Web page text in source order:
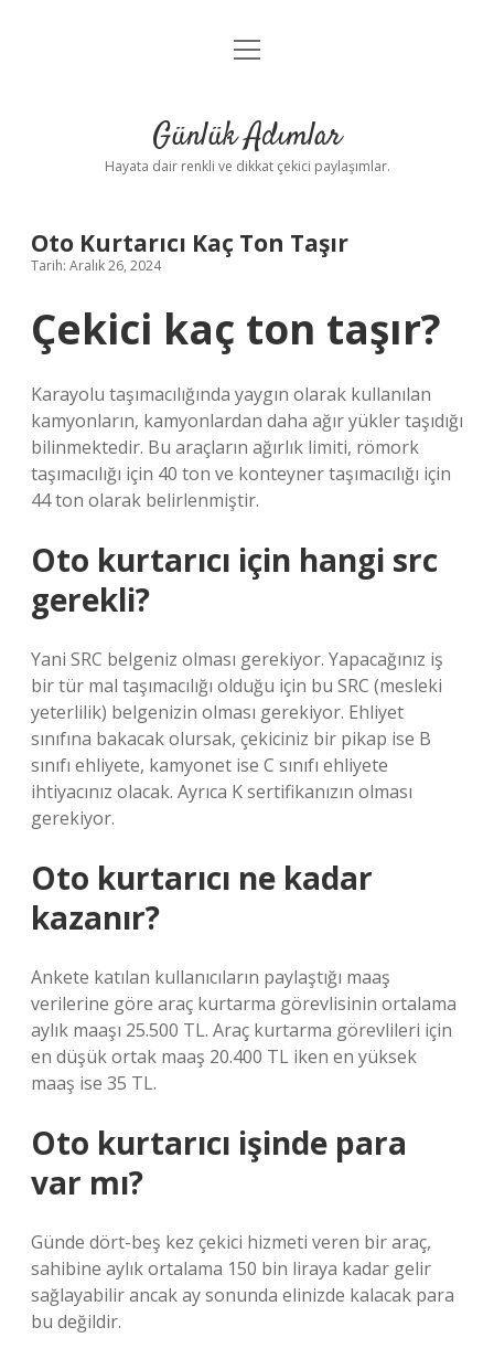
Anasayfa
Yasal Uyarı
menüyü
Günlük Adımlar
Hayata dair renkli ve dikkat çekici paylaşımlar.
Oto Kurtarıcı Kaç Ton Taşır
Tarih: Aralık 26, 2024
Çekici kaç ton taşır?
Karayolu taşımacılığında yaygın olarak kullanılan
kamyonların, kamyonlardan daha ağır yükler taşıdığı
bilinmektedir. Bu araçların ağırlık limiti, römork
taşımacılığı için 40 ton ve konteyner taşımacılığı için
44 ton olarak belirlenmiştir.
Oto kurtarıcı için hangi src
gerekli?
Yani SRC belgeniz olması gerekiyor. Yapacağınız iş
bir tür mal taşımacılığı olduğu için bu SRC (mesleki
yeterlilik) belgenizin olması gerekiyor. Ehliyet
sınıfına bakacak olursak, çekiciniz bir pikap ise B
sınıfı ehliyete, kamyonet ise C sınıfı ehliyete
ihtiyacınız olacak. Ayrıca K sertifikanızın olması
gerekiyor.
Oto kurtarıcı ne kadar
kazanır?
Ankete katılan kullanıcıların paylaştığı maaş
verilerine göre araç kurtarma görevlisinin ortalama
aylık maaşı 25.500 TL. Araç kurtarma görevlileri için
en düşük ortak maaş 20.400 TL iken en yüksek
maaş ise 35 TL.
Oto kurtarıcı işinde para
var mı?
Günde dört-beş kez çekici hizmeti veren bir araç,
sahibine aylık ortalama 150 bin liraya kadar gelir
sağlayabilir ancak ay sonunda elinizde kalacak para
bu değildir.